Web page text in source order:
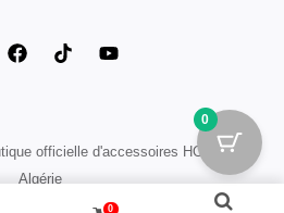
officielle d'accessoires HOCO en
Algérie
0
0